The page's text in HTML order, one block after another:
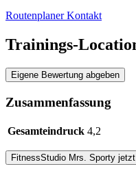
RoutenplanerKontakt
Trainings-
Eigene Bewertung abgeben
Zusammenfassung
Gesamteindruck 4,2
FitnessStudio Mrs. Sporty